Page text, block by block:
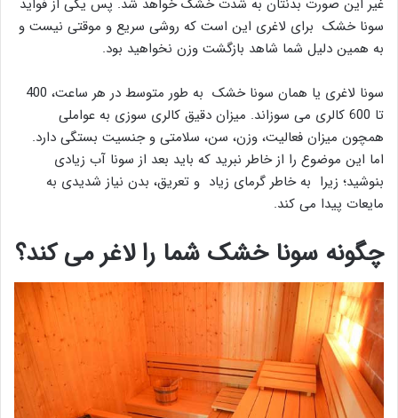
سونا خشک برای لاغری این است که روشی سریع و موقتی نیست و
به همین دلیل شما شاهد بازگشت وزن نخواهید بود.
سونا لاغری یا همان سونا خشک به طور متوسط در هر ساعت، 400
تا 600 کالری می سوزاند. میزان دقیق کالری سوزی به عواملی
همچون میزان فعالیت، وزن، سن، سلامتی و جنسیت بستگی دارد.
اما این موضوع را از خاطر نبرید که باید بعد از سونا آب زیادی
بنوشید؛ زیرا به خاطر گرمای زیاد و تعریق، بدن نیاز شدیدی به
مایعات پیدا می کند.
چگونه سونا خشک شما را لاغر می کند؟